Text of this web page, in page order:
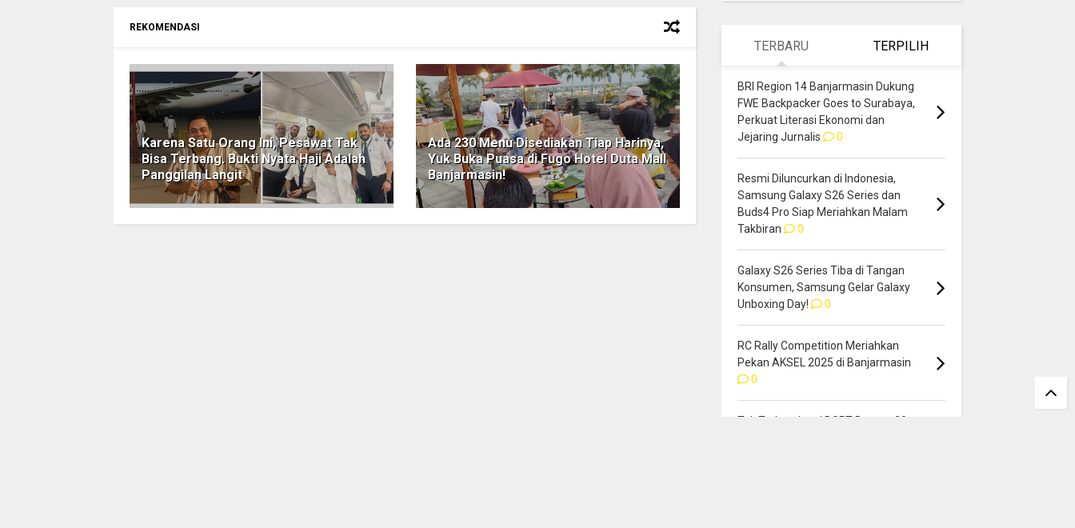
REKOMENDASI
Karena Satu Orang Ini, Pesawat Tak
Bisa Terbang. Bukti Nyata Haji Adalah
Panggilan Langit
Ada 230 Menu Disediakan Tiap Harinya,
Yuk Buka Puasa di Fugo Hotel Duta Mall
Banjarmasin!
TERBARU TERPILIH
BRI Region 14 Banjarmasin Dukung
FWE Backpacker Goes to Surabaya,
Perkuat Literasi Ekonomi dan
Jejaring Jurnalis
0
Resmi Diluncurkan di Indonesia,
Samsung Galaxy S26 Series dan
Buds4 Pro Siap Meriahkan Malam
Takbiran
0
Galaxy S26 Series Tiba di Tangan
Konsumen, Samsung Gelar Galaxy
Unboxing Day!
0
RC Rally Competition Meriahkan
Pekan AKSEL 2025 di Banjarmasin
0
Tak Terbendung! DSRT Borong 20